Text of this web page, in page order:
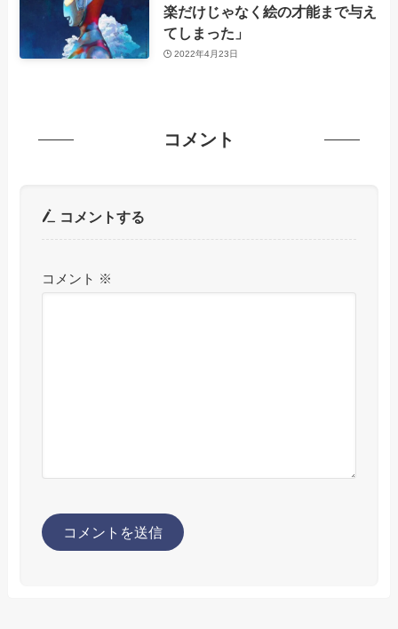
楽だけじゃなく絵の才能まで与え
てしまった」
2022年4月23日
コメント
コメントする
コメント ※